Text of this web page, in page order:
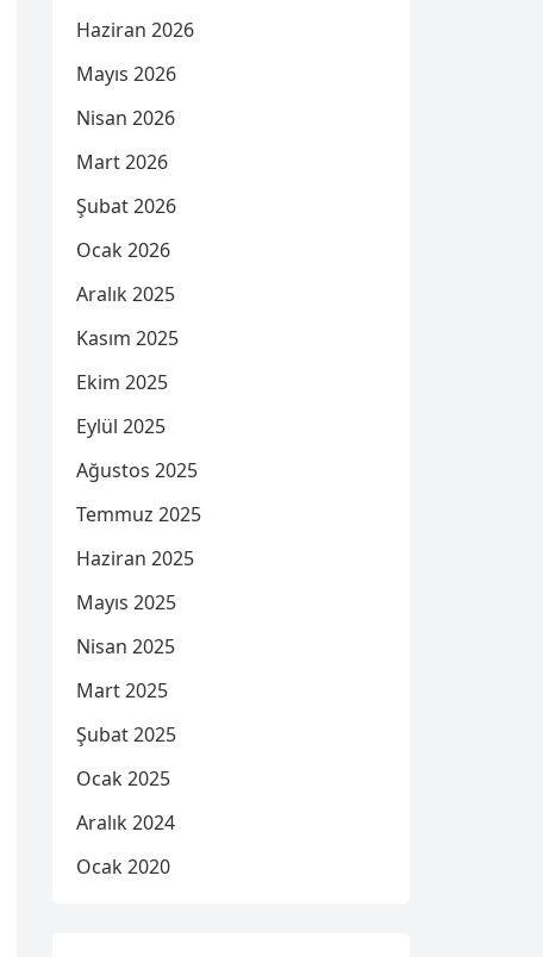
Haziran 2026
Mayıs 2026
Nisan 2026
Mart 2026
Şubat 2026
Ocak 2026
Aralık 2025
Kasım 2025
Ekim 2025
Eylül 2025
Ağustos 2025
Temmuz 2025
Haziran 2025
Mayıs 2025
Nisan 2025
Mart 2025
Şubat 2025
Ocak 2025
Aralık 2024
Ocak 2020